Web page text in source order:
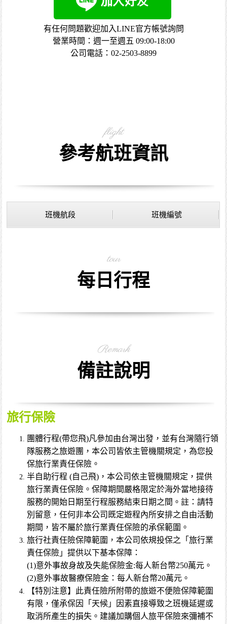
有任何問題歡迎加入LINE官方帳號詢問
營業時間：週一至週五 09:00-18:00
公司電話：02-2503-8899
flight
參考航班資訊
班機航段 班機編號
tour
每日行程
Remark
備註說明
旅行保險
團體行程(帶您飛)凡參加由台灣出發，並有台灣隨行領
隊服務之旅遊團，本公司皆依主管機關規定，為您投
保旅行業責任保險。
半自助行程 (自己飛)，本公司依主管機關規定，提供
旅行業責任保險。保障期間嚴格限定於海外當地接待
服務的開始日期至行程服務結束日期之間。註：請特
別留意，任何非本公司既定遊程內所安排之自由活動
期間，皆不屬於旅行業責任保險的承保範圍。
旅行社責任險保障範圍，本公司依規投保之「旅行業
責任保險」提供以下基本保障：
(1)意外事故身故及失能保險金:每人新台幣250萬元。
(2)意外事故醫療保險金：每人新台幣20萬元。
【特別注意】此責任險所附帶的旅遊不便險保障範圍
有限，僅承保因「天候」因素直接導致之班機延遲或
取消所產生的損失。建議加購個人旅平保險來彌補不